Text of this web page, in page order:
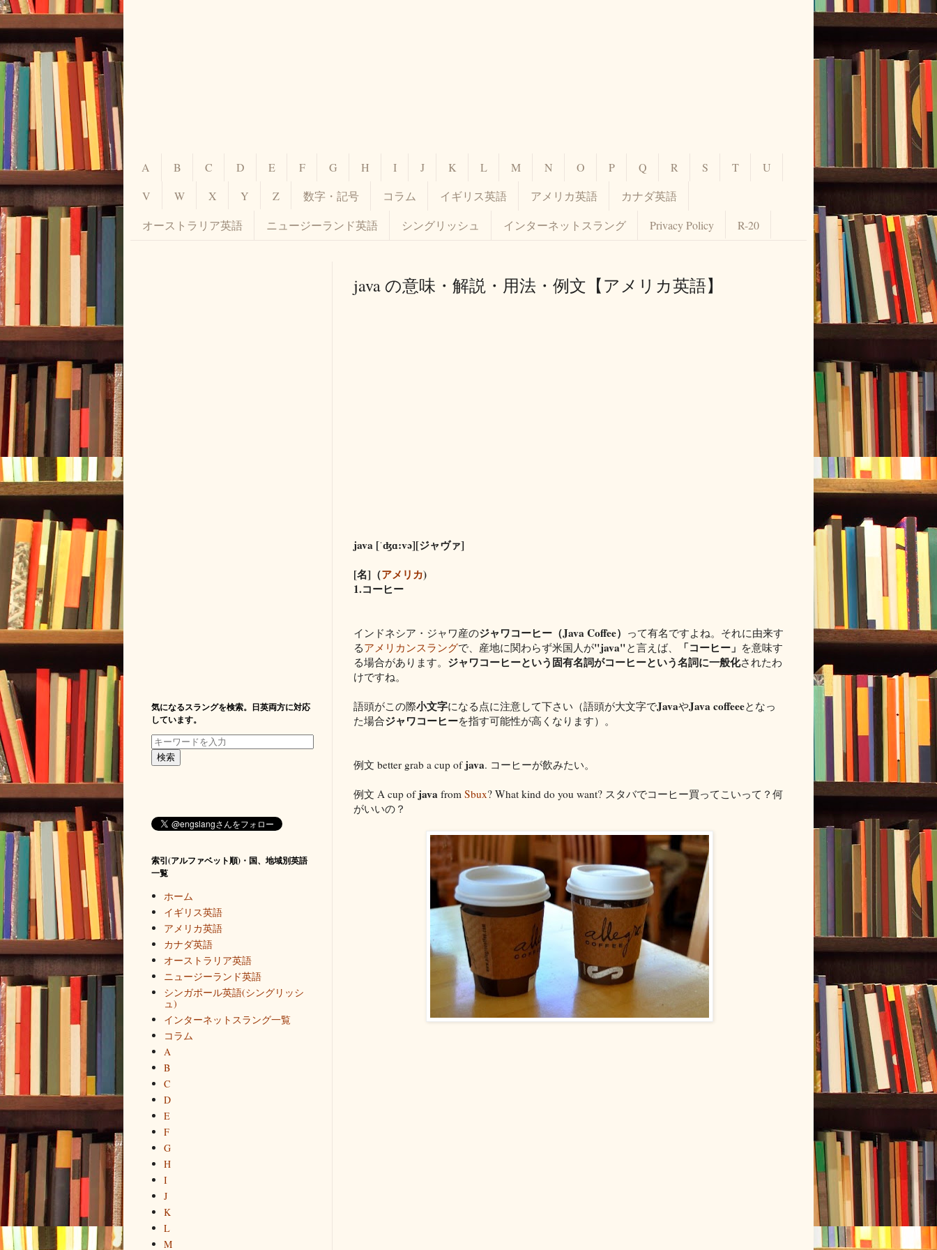
A B C D E F G H I J K L M N O P Q R S T
U
V
W X Y Z 数字・記号 コラム イギリス英語 アメリカ英語 カナダ英語
オーストラリア英語 ニュージーランド英語 シングリッシュ インターネットスラング Privacy Policy R-20
java の意味・解説・用法・例文【アメリカ英語】
java [ˈʤɑ:və][ジャヴァ]
[名]（アメリカ)
1.コーヒー
インドネシア・ジャワ産のジャワコーヒー（Java Coffee） って有名ですよね。それに由来す
るアメリカンスラングで、産地に関わらず米国人が"java"と言えば、 「コーヒー」 を意味す
る場合があります。 ジャワコーヒーという固有名詞がコーヒーという名詞に一般化されたわ
けですね。
語頭がこの際小文字になる点に注意して下さい（語頭が大文字でJavaやJava coffeeeとなっ
た場合ジャワコーヒーを指す可能性が高くなります）。
例文 better grab a cup of java. コーヒーが飲みたい。
例文 A cup of java from Sbux? What kind do you want? スタバでコーヒー買ってこいって？何
がいいの？
気になるスラングを検索。日英両方に対応
しています。
索引(アルファベット順)・国、地域別英語
一覧
ホーム
イギリス英語
アメリカ英語
カナダ英語
オーストラリア英語
ニュージーランド英語
シンガポール英語(シングリッシ
ュ)
インターネットスラング一覧
コラム
A
B
C
D
E
F
G
H
I
J
K
L
M